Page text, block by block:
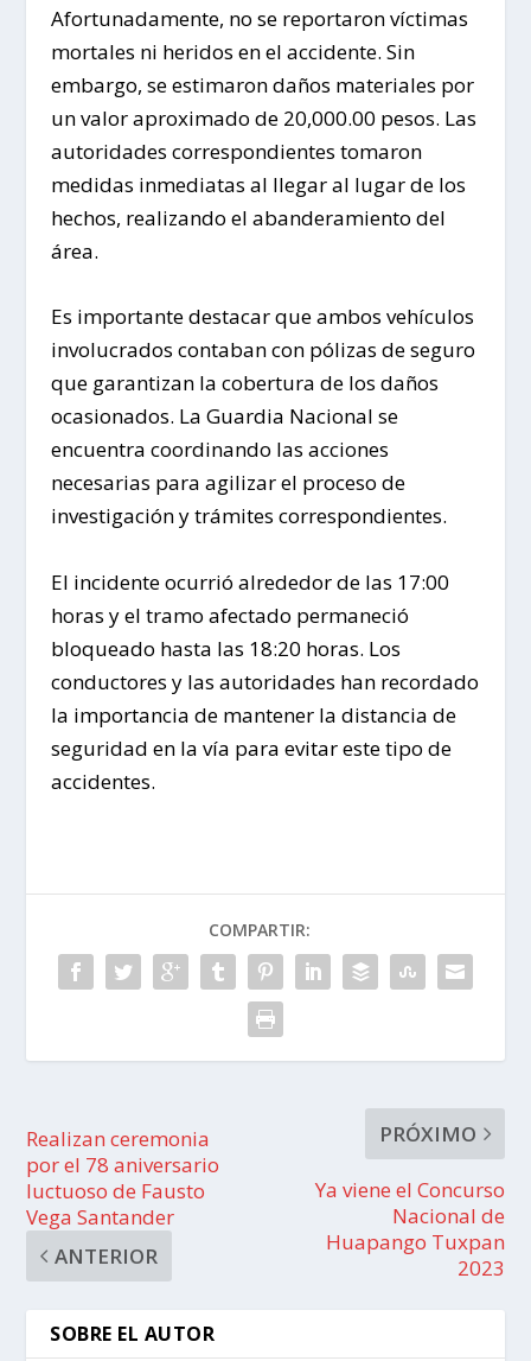
Afortunadamente, no se reportaron víctimas
mortales ni heridos en el accidente. Sin
embargo, se estimaron daños materiales por
un valor aproximado de 20,000.00 pesos. Las
autoridades correspondientes tomaron
medidas inmediatas al llegar al lugar de los
hechos, realizando el abanderamiento del
área.
Es importante destacar que ambos vehículos
involucrados contaban con pólizas de seguro
que garantizan la cobertura de los daños
ocasionados. La Guardia Nacional se
encuentra coordinando las acciones
necesarias para agilizar el proceso de
investigación y trámites correspondientes.
El incidente ocurrió alrededor de las 17:00
horas y el tramo afectado permaneció
bloqueado hasta las 18:20 horas. Los
conductores y las autoridades han recordado
la importancia de mantener la distancia de
seguridad en la vía para evitar este tipo de
accidentes.
COMPARTIR:
Realizan ceremonia
por el 78 aniversario
luctuoso de Fausto
Vega Santander
ANTERIOR
PRÓXIMO
Ya viene el Concurso
Nacional de
Huapango Tuxpan
2023
SOBRE EL AUTOR